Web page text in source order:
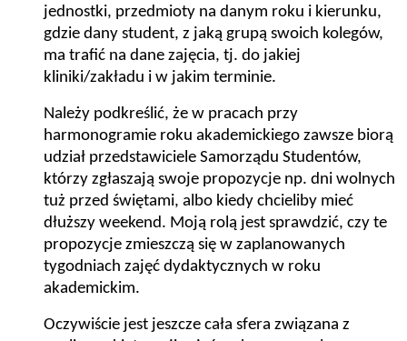
jednostki, przedmioty na danym roku i kierunku,
gdzie dany student, z jaką grupą swoich kolegów,
ma trafić na dane zajęcia, tj. do jakiej
kliniki/zakładu i w jakim terminie.
Należy podkreślić, że w pracach przy
harmonogramie roku akademickiego zawsze biorą
udział przedstawiciele Samorządu Studentów,
którzy zgłaszają swoje propozycje np. dni wolnych
tuż przed świętami, albo kiedy chcieliby mieć
dłuższy weekend. Moją rolą jest sprawdzić, czy te
propozycje zmieszczą się w zaplanowanych
tygodniach zajęć dydaktycznych w roku
akademickim.
Oczywiście jest jeszcze cała sfera związana z